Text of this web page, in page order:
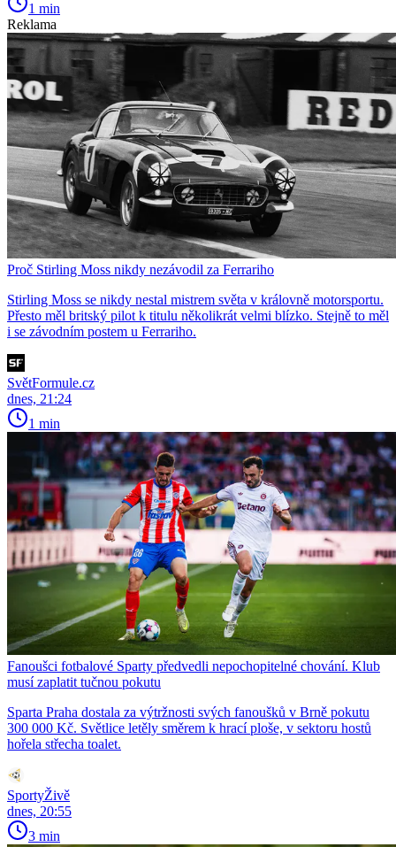
1 min
Reklama
Proč Stirling Moss nikdy nezávodil za Ferrariho
Stirling Moss se nikdy nestal mistrem světa v královně motorsportu.
Přesto měl britský pilot k titulu několikrát velmi blízko. Stejně to měl
i se závodním postem u Ferrariho.
SvětFormule.cz
dnes, 21:24
1 min
Fanoušci fotbalové Sparty předvedli nepochopitelné chování. Klub
musí zaplatit tučnou pokutu
Sparta Praha dostala za výtržnosti svých fanoušků v Brně pokutu
300 000 Kč. Světlice letěly směrem k hrací ploše, v sektoru hostů
hořela střecha toalet.
SportyŽivě
dnes, 20:55
3 min